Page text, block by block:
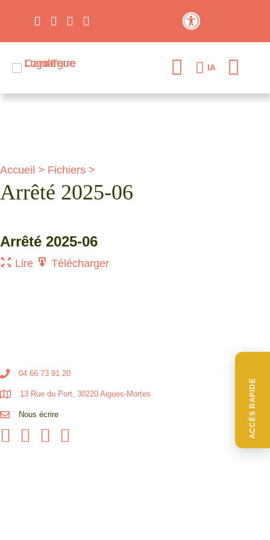
ACCÈS RAPIDE
IA
Accueil > Fichiers >
Arrêté 2025-06
Arrêté 2025-06
Lire Télécharger
04 66 73 91 20
13 Rue du Port, 30220 Aigues-Mortes
Nous écrire